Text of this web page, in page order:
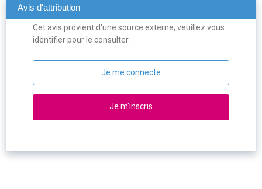
Avis d'attribution
Cet avis provient d'une source externe, veuillez vous
identifier pour le consulter.
Je me connecte
Je m'inscris